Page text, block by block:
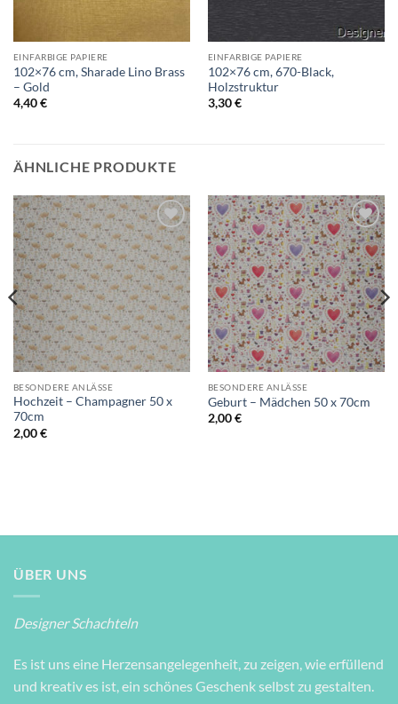
EINFARBIGE PAPIERE
102×76 cm, Sharade Lino Brass
– Gold
4,40€
EINFARBIGE PAPIERE
102×76 cm, 670-Black,
Holzstruktur
3,30€
ÄHNLICHE PRODUKTE
Auf die
Wunschliste
BESONDERE ANLÄSSE
Hochzeit – Champagner 50 x
70cm
2,00€
Auf die
Wunschliste
BESONDERE ANLÄSSE
Geburt – Mädchen 50 x 70cm
2,00€
ÜBER UNS
Designer Schachteln
Es ist uns eine Herzensangelegenheit, zu zeigen, wie erfüllend
und kreativ es ist, ein schönes Geschenk selbst zu gestalten.